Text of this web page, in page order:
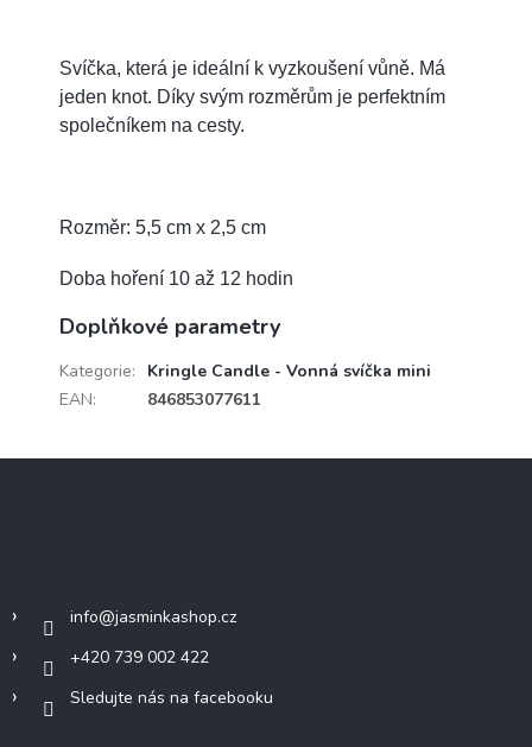
Svíčka, která je ideální k vyzkoušení vůně. Má
jeden knot. Díky svým rozměrům je perfektním
společníkem na cesty.
Rozměr: 5,5 cm x 2,5 cm
Doba hoření 10 až 12 hodin
Doplňkové parametry
Kategorie:
Kringle Candle - Vonná svíčka mini
EAN: 846853077611
info@jasminkashop.cz
+420 739 002 422
Sledujte nás na facebooku